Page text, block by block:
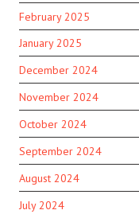
February 2025
January 2025
December 2024
November 2024
October 2024
September 2024
August 2024
July 2024